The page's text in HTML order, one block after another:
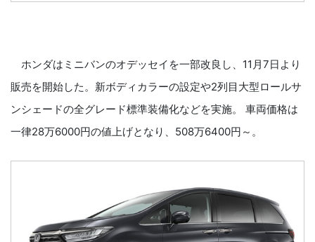
ホンダはミニバンのオデッセイを一部改良し、11月7日より
販売を開始した。新ボディカラーの設定や2列目大型ロールサ
ンシェードの全グレード標準装備化などを実施。 車両価格は
一律28万6000円の値上げとなり、508万6400円～。